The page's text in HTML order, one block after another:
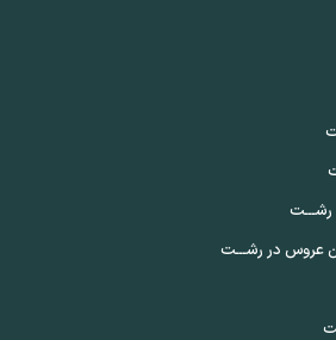
عروس در رشـــت